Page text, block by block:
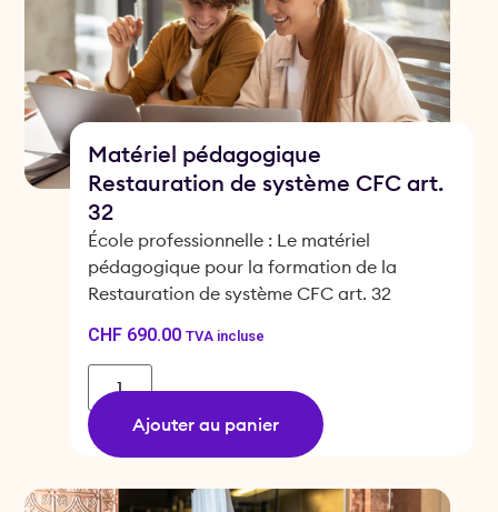
Matériel pédagogique
Restauration de système CFC art.
32
École professionnelle : Le matériel
pédagogique pour la formation de la
Restauration de système CFC art. 32
CHF690.00 TVA incluse
Ajouter au panier